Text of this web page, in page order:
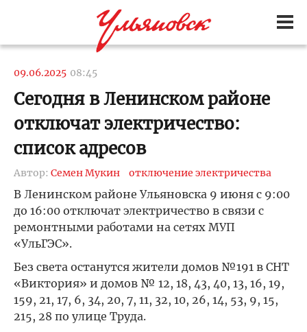
09.06.2025 08:45
Сегодня в Ленинском районе
отключат электричество:
список адресов
Автор: Семен Мукин отключение электричества
В Ленинском районе Ульяновска 9 июня с 9:00
до 16:00 отключат электричество в связи с
ремонтными работами на сетях МУП
«УльГЭС».
Без света останутся жители домов №191 в СНТ
«Виктория» и домов № 12, 18, 43, 40, 13, 16, 19,
159, 21, 17, 6, 34, 20, 7, 11, 32, 10, 26, 14, 53, 9, 15,
215, 28 по улице Труда.